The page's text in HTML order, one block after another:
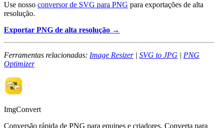
Use nosso conversor de SVG para PNG para exportações de alta
resolução.
Exportar PNG de alta resolução →
Ferramentas relacionadas: Image Resizer| SVG to JPG | PNG
Optimizer
ImgConvert
Conversão rápida de PNG para equipes e criadores. Converta para